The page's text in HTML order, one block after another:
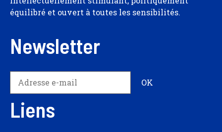
équilibré et ouvert à toutes les sensibilités.
Newsletter
Liens